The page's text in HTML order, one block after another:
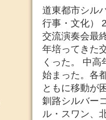
道東都市シル
行事・文化）
交流演奏会最
年培ってきた
くった。 中
始まった。各
ともに移動が
釧路シルバー
ル・スワン、